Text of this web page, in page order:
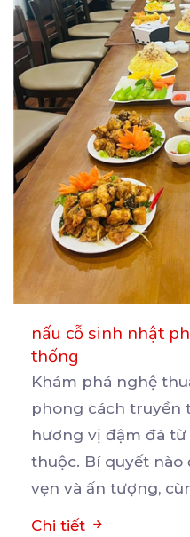
nấu cỗ sinh nhật
thống
Khám phá nghệ
phong cách truyền
hương vị đậm đà từ
thuộc. Bí quyết
vẹn và ấn tượng,
Chi tiết